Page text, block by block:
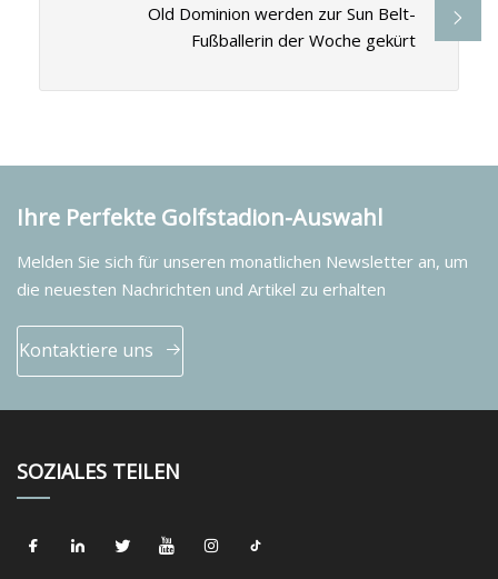
Old Dominion werden zur Sun Belt-
Fußballerin der Woche gekürt
Ihre Perfekte Golfstadion-Auswahl
Melden Sie sich für unseren monatlichen Newsletter an, um
die neuesten Nachrichten und Artikel zu erhalten
Kontaktiere uns
SOZIALES TEILEN